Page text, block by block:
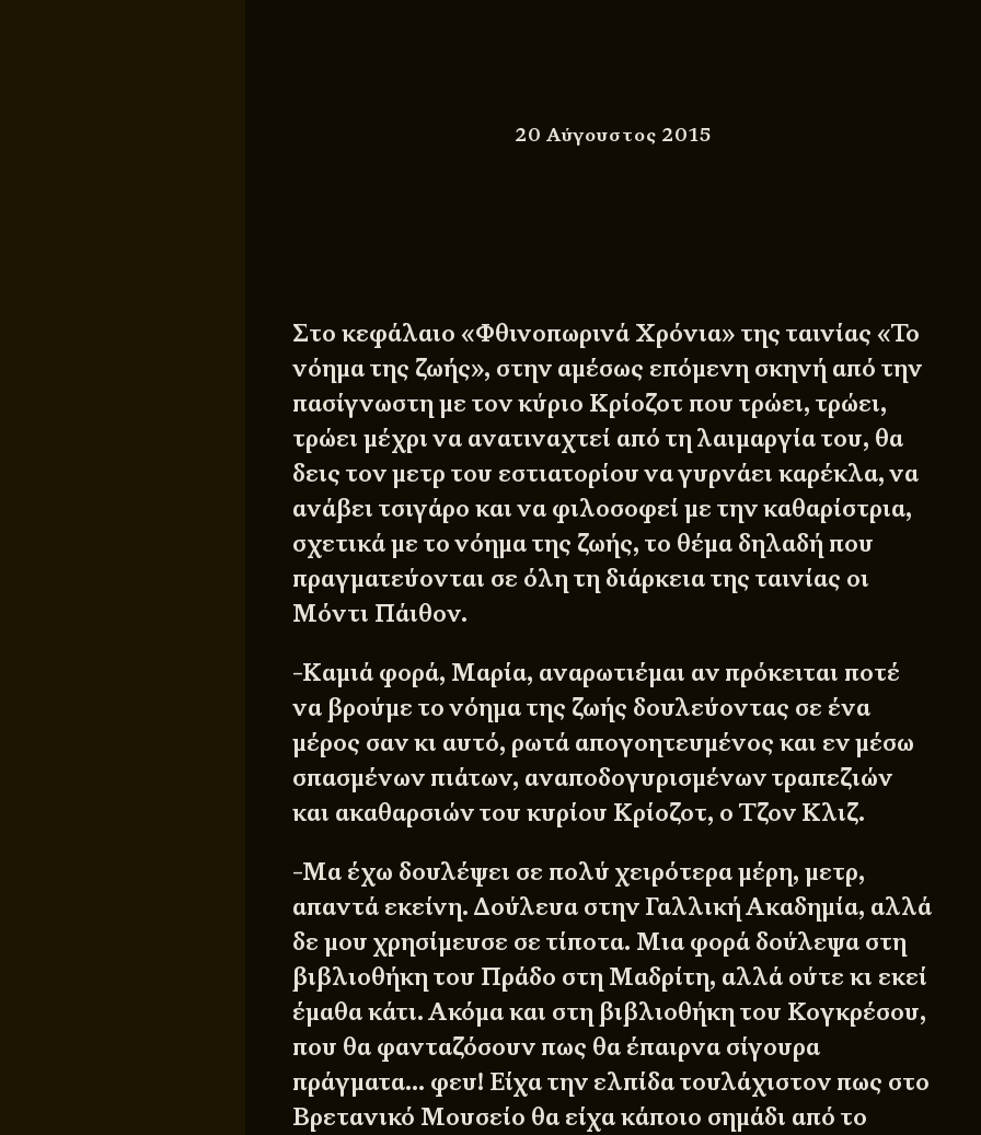
20 Αύγουστος 2015
Στο κεφάλαιο «Φθινοπωρινά Χρόνια» της ταινίας «Το
νόημα της ζωής», στην αμέσως επόμενη σκηνή από την
πασίγνωστη με τον κύριο Κρίοζοτ που τρώει, τρώει,
τρώει μέχρι να ανατιναχτεί από τη λαιμαργία του, θα
δεις τον μετρ του εστιατορίου να γυρνάει καρέκλα, να
ανάβει τσιγάρο και να φιλοσοφεί με την καθαρίστρια,
σχετικά με το νόημα της ζωής, το θέμα δηλαδή που
πραγματεύονται σε όλη τη διάρκεια της ταινίας οι
Μόντι Πάιθον.
-Καμιά φορά, Μαρία, αναρωτιέμαι αν πρόκειται ποτέ
να βρούμε το νόημα της ζωής δουλεύοντας σε ένα
μέρος σαν κι αυτό, ρωτά απογοητευμένος και εν μέσω
σπασμένων πιάτων, αναποδογυρισμένων τραπεζιών
και ακαθαρσιών του κυρίου Κρίοζοτ, ο Τζον Κλιζ.
-Μα έχω δουλέψει σε πολύ χειρότερα μέρη, μετρ,
απαντά εκείνη. Δούλευα στην Γαλλική Ακαδημία, αλλά
δε μου χρησίμευσε σε τίποτα. Μια φορά δούλεψα στη
βιβλιοθήκη του Πράδο στη Μαδρίτη, αλλά ούτε κι εκεί
έμαθα κάτι. Ακόμα και στη βιβλιοθήκη του Κογκρέσου,
που θα φανταζόσουν πως θα έπαιρνα σίγουρα
πράγματα… φευ! Είχα την ελπίδα τουλάχιστον πως στο
Βρετανικό Μουσείο θα είχα κάποιο σημάδι από το